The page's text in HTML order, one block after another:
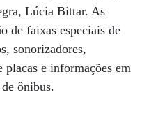
Lúcia Bittar. As
de faixas especiais de
sonorizadores,
placas e informações em
ônibus.